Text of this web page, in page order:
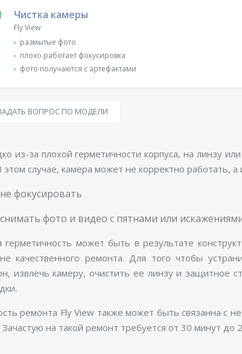
Чистка камеры
Fly View
размытые фото
плохо работает фокусировка
фото получаются с артефактами
ВОПРОС ПО МОДЕЛИ
из-за плохой герметичности корпуса, на линзу
этом случае, камера может не корректно работать, а
не фокусировать
снимать фото и видео с пятнами или
герметичность может быть в результате
качественного ремонта. Для того чтобы
извлечь камеру, очистить ее линзу и защитное
ремонта Fly View также может быть связанна с
Зачастую на такой ремонт требуется от 30 минут до